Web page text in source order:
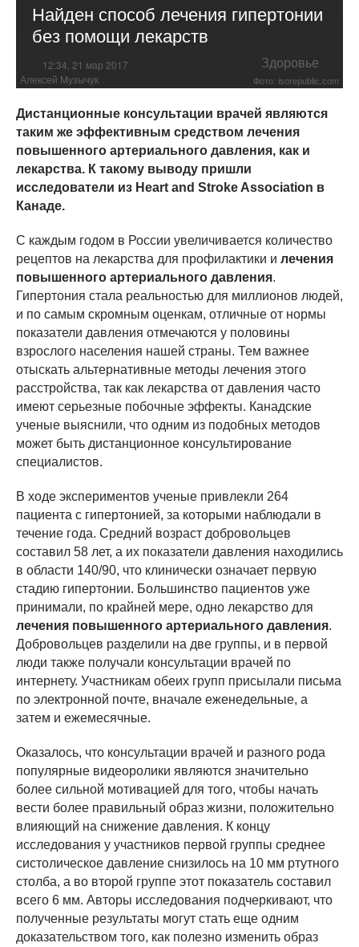
Найден способ лечения гипертонии
без помощи лекарств
12:34, 21 мар 2017 Здоровье
Алексей Музычук Фото: isorepublic.com
Дистанционные консультации врачей являются
таким же эффективным средством лечения
повышенного артериального давления, как и
лекарства. К такому выводу пришли
исследователи из Heart and Stroke Association в
Канаде.
С каждым годом в России увеличивается количество
рецептов на лекарства для профилактики и лечения
повышенного артериального давления.
Гипертония стала реальностью для миллионов людей,
и по самым скромным оценкам, отличные от нормы
показатели давления отмечаются у половины
взрослого населения нашей страны. Тем важнее
отыскать альтернативные методы лечения этого
расстройства, так как лекарства от давления часто
имеют серьезные побочные эффекты. Канадские
ученые выяснили, что одним из подобных методов
может быть дистанционное консультирование
специалистов.
В ходе экспериментов ученые привлекли 264
пациента с гипертонией, за которыми наблюдали в
течение года. Средний возраст добровольцев
составил 58 лет, а их показатели давления находились
в области 140/90, что клинически означает первую
стадию гипертонии. Большинство пациентов уже
принимали, по крайней мере, одно лекарство для
лечения повышенного артериального давления.
Добровольцев разделили на две группы, и в первой
люди также получали консультации врачей по
интернету. Участникам обеих групп присылали письма
по электронной почте, вначале еженедельные, а
затем и ежемесячные.
Оказалось, что консультации врачей и разного рода
популярные видеоролики являются значительно
более сильной мотивацией для того, чтобы начать
вести более правильный образ жизни, положительно
влияющий на снижение давления. К концу
исследования у участников первой группы среднее
систолическое давление снизилось на 10 мм ртутного
столба, а во второй группе этот показатель составил
всего 6 мм. Авторы исследования подчеркивают, что
полученные результаты могут стать еще одним
доказательством того, как полезно изменить образ